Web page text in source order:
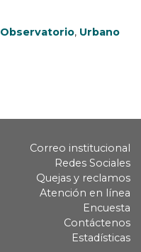
Observatorio, Urbano
Correo institucional
Redes Sociales
Quejas y reclamos
Atención en línea
Encuesta
Contáctenos
Estadísticas